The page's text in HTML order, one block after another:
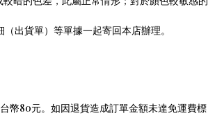
出貨單）等單據一起寄回本店辦理。
幣80元。如因退貨造成訂單金額未達免運費標